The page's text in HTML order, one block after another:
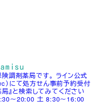
調剤薬局です。 ライン公式
）にて処方せん事前予約受付
局』と検索してみてください
～20:00 土 8:30～16:00